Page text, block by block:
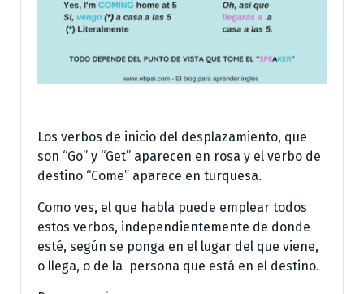
Los verbos de inicio del desplazamiento, que
son “Go” y “Get” aparecen en rosa y el verbo de
destino “Come” aparece en turquesa.
Como ves, el que habla puede emplear todos
estos verbos, independientemente de donde
esté, según se ponga en el lugar del que viene,
o llega, o de la persona que está en el destino.